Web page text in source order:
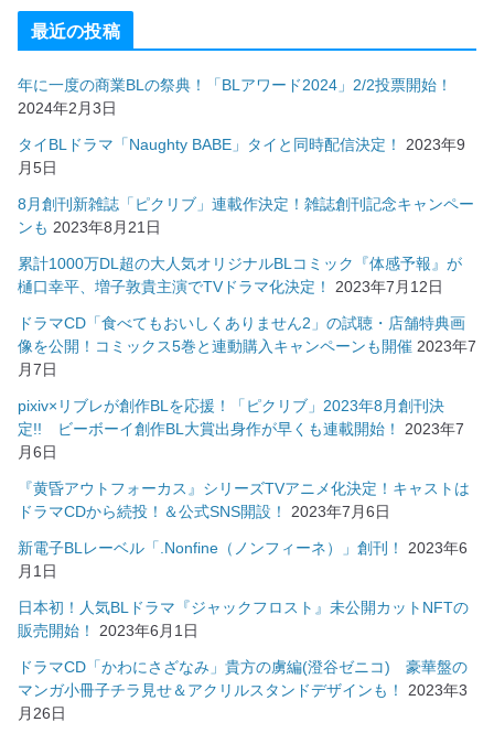
最近の投稿
年に一度の商業BLの祭典！「BLアワード2024」2/2投票開始！
2024年2月3日
タイBLドラマ「Naughty BABE」タイと同時配信決定！
2023年9
月5日
8月創刊新雑誌「ピクリブ」連載作決定！雑誌創刊記念キャンペー
ンも 2023年8月21日
累計1000万DL超の大人気オリジナルBLコミック『体感予報』が
樋口幸平、増子敦貴主演でTVドラマ化決定！
2023年7月12日
ドラマCD「食べてもおいしくありません2」の試聴・店舗特典画
像を公開！コミックス5巻と連動購入キャンペーンも開催 2023年7
月7日
pixiv×リブレが創作BLを応援！「ピクリブ」2023年8月創刊決
定!! ビーボーイ創作BL大賞出身作が早くも連載開始！
2023年7
月6日
『黄昏アウトフォーカス』シリーズTVアニメ化決定！キャストは
ドラマCDから続投！＆公式SNS開設！
2023年7月6日
新電子BLレーベル「.Nonfine（ノンフィーネ）」創刊！
2023年6
月1日
日本初！人気BLドラマ『ジャックフロスト』未公開カットNFTの
販売開始！
2023年6月1日
ドラマCD「かわにさざなみ」貴方の虜編(澄谷ゼニコ) 豪華盤の
マンガ小冊子チラ見せ＆アクリルスタンドデザインも！
2023年3
月26日